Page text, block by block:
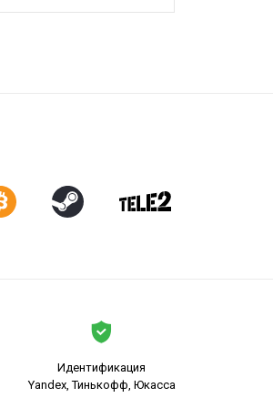
Идентификация
Yandex, Тинькофф, Юкасса